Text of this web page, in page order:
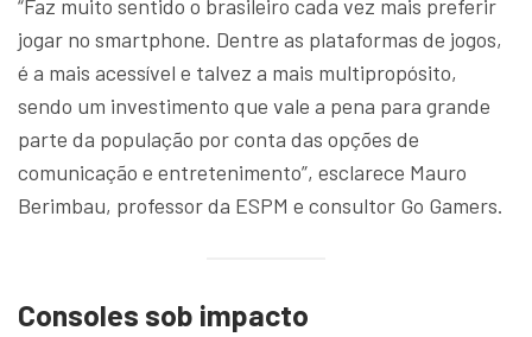
“Faz muito sentido o brasileiro cada vez mais preferir
jogar no smartphone. Dentre as plataformas de jogos,
é a mais acessível e talvez a mais multipropósito,
sendo um investimento que vale a pena para grande
parte da população por conta das opções de
comunicação e entretenimento”, esclarece Mauro
Berimbau, professor da ESPM e consultor Go Gamers.
Consoles sob impacto